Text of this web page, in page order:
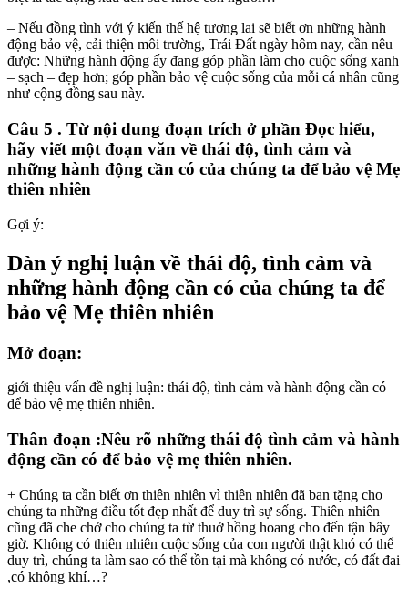
– Nếu đồng tình với ý kiến thế hệ tương lai sẽ biết ơn những hành
động bảo vệ, cải thiện môi trường, Trái Đất ngày hôm nay, cần nêu
được: Những hành động ấy đang góp phần làm cho cuộc sống xanh
– sạch – đẹp hơn; góp phần bảo vệ cuộc sống của mỗi cá nhân cũng
như cộng đồng sau này.
Câu 5 . Từ nội dung đoạn trích ở phần Đọc hiểu,
hãy viết một đoạn văn về thái độ, tình cảm và
những hành động cần có của chúng ta để bảo vệ Mẹ
thiên nhiên
Gợi ý:
Dàn ý nghị luận về thái độ, tình cảm và
những hành động cần có của chúng ta để
bảo vệ Mẹ thiên nhiên
Mở đoạn:
giới thiệu vấn đề nghị luận: thái độ, tình cảm và hành động cần có
để bảo vệ mẹ thiên nhiên.
Thân đoạn :Nêu rõ những thái độ tình cảm và hành
động cần có để bảo vệ mẹ thiên nhiên.
+ Chúng ta cần biết ơn thiên nhiên vì thiên nhiên đã ban tặng cho
chúng ta những điều tốt đẹp nhất để duy trì sự sống. Thiên nhiên
cũng đã che chở cho chúng ta từ thuở hồng hoang cho đến tận bây
giờ. Không có thiên nhiên cuộc sống của con người thật khó có thể
duy trì, chúng ta làm sao có thể tồn tại mà không có nước, có đất đai
,có không khí…?